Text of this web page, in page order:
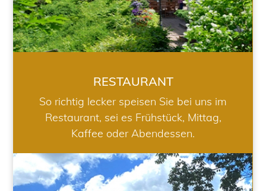
RESTAURANT
So richtig lecker speisen Sie bei uns im
Restaurant, sei es Frühstück, Mittag,
Kaffee oder Abendessen.